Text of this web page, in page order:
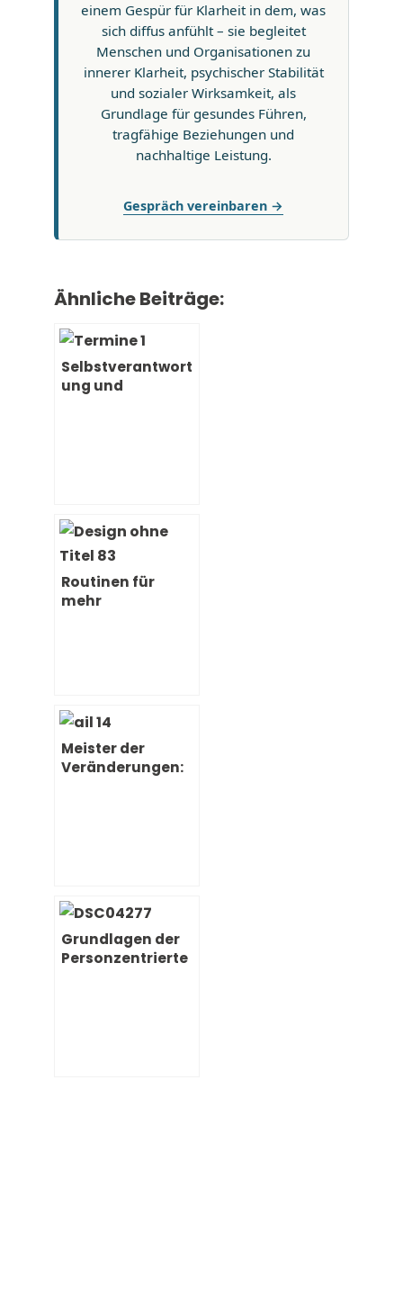
einem Gespür für Klarheit in dem, was
sich diffus anfühlt – sie begleitet
Menschen und Organisationen zu
innerer Klarheit, psychischer Stabilität
und sozialer Wirksamkeit, als
Grundlage für gesundes Führen,
tragfähige Beziehungen und
nachhaltige Leistung.
Gespräch vereinbaren →
Ähnliche Beiträge:
Selbstverantwort
ung und
Routinen für
mehr
Meister der
Veränderungen:
Grundlagen der
Personzentrierte